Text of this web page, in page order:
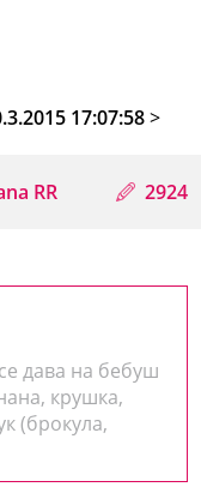
17:07:58>
RR 2924
дава на бебуш
крушка,
(брокула,